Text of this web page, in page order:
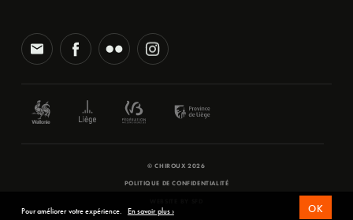
© CHIROUX 2026
POLITIQUE DE CONFIDENTIALITÉ
Pour améliorer votre expérience. En savoir plus › OK